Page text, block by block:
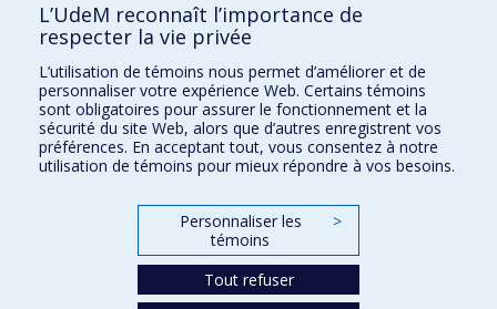
Montréal (Québec) H3T 1J4
Courriel :secretariat-general@umontreal.ca
Admission
Plan du site
Accessibilité
Accès au portail sécurisé du Secrétariat général
Recherche dans le vade-mecum
L’UdeM reconnaît l’importance de
respecter la vie privée
L’utilisation de témoins nous permet d’améliorer et de
personnaliser votre expérience Web. Certains témoins
sont obligatoires pour assurer le fonctionnement et la
sécurité du site Web, alors que d’autres enregistrent vos
préférences. En acceptant tout, vous consentez à notre
utilisation de témoins pour mieux répondre à vos besoins.
Personnaliser les
témoins
>
Tout refuser